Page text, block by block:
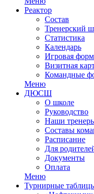
Реактор
Состав
Тренерский
Статистика
Календарь
Игровая
Визитная
Командные
Меню
ДЮСШ
О школе
Руководство
Наши
Составы
Расписание
Для
Документы
Оплата
Меню
Турнирные